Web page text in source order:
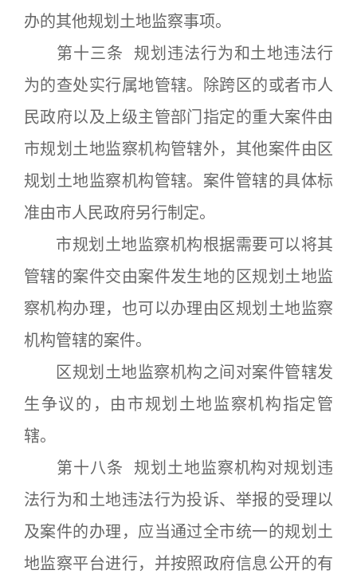
办的其他规划土地监察事项。
第十三条 规划违法行为和土地违法行
为的查处实行属地管辖。除跨区的或者市人
民政府以及上级主管部门指定的重大案件由
市规划土地监察机构管辖外，其他案件由区
规划土地监察机构管辖。案件管辖的具体标
准由市人民政府另行制定。
市规划土地监察机构根据需要可以将其
管辖的案件交由案件发生地的区规划土地监
察机构办理，也可以办理由区规划土地监察
机构管辖的案件。
区规划土地监察机构之间对案件管辖发
生争议的，由市规划土地监察机构指定管
辖。
第十八条 规划土地监察机构对规划违
法行为和土地违法行为投诉、举报的受理以
及案件的办理，应当通过全市统一的规划土
地监察平台进行，并按照政府信息公开的有